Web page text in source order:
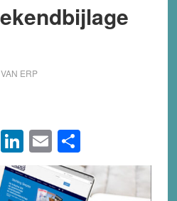
ERP
LinkedIn
EmailShare